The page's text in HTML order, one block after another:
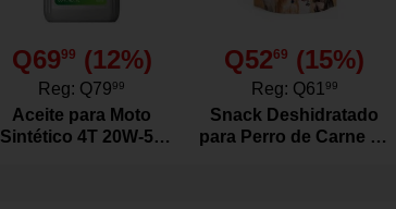
Q6999 (12%)
Reg: Q7999
Aceite para Moto
Sintético 4T 20W-50
Q5269 (15%)
Reg: Q61 99
Snack Deshidratado
para Perro de Carne de